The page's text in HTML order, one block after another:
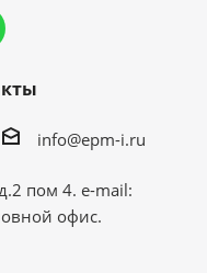
info@epm-i.ru
пом 4. e-mail:
офис.